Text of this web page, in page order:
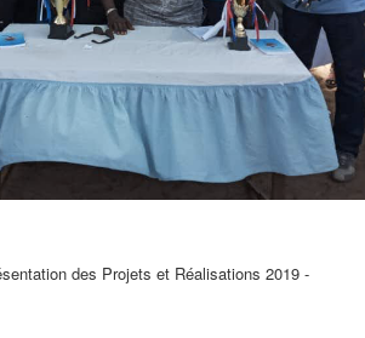
des Projets et Réalisations 2019 -